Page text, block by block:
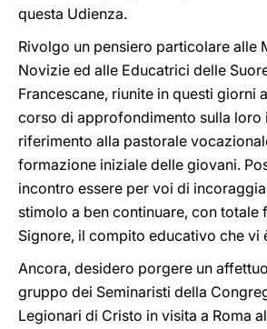
questa Udienza.
Rivolgo un pensiero particolare alle
Novizie ed alle Educatrici delle
Francescane, riunite in questi giorni
corso di approfondimento sulla loro
riferimento alla pastorale
formazione iniziale delle giovani.
incontro essere per voi di
stimolo a ben continuare, con totale
Signore, il compito educativo che vi
Ancora, desidero porgere un
gruppo dei Seminaristi della
Legionari di Cristo in visita a Roma